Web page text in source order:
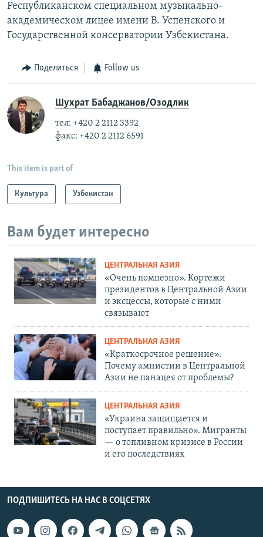
Республиканском специальном музыкально-
академическом лицее имени В. Успенского и
Государственной консерватории Узбекистана.
Поделиться Follow us
Шухрат Бабаджанов/Озодлик
тел: +420 2 2112 3392
факс: +420 2 2112 6591
This item is part of
Культура Узбекистан
Вам будет интересно
ЦЕНТРАЛЬНАЯ АЗИЯ
«Очень помпезно». Кортежи
президентов в Центральной Азии
и эксцессы, которые с ними
связывают
ЦЕНТРАЛЬНАЯ АЗИЯ
«Краткосрочное решение».
Почему амнистии в Центральной
Азии не панацея от проблемы?
ЦЕНТРАЛЬНАЯ АЗИЯ
«Украина защищается и
поступает правильно». Мигранты
— о топливном кризисе в России
и его последствиях
ПОДПИШИТЕСЬ НА НАС В СОЦСЕТЯХ